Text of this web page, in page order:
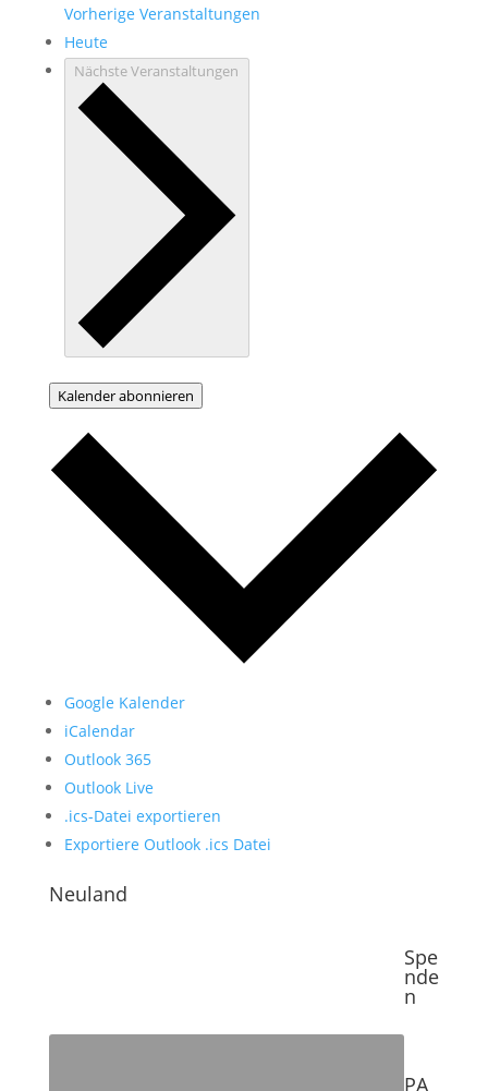
Vorherige Veranstaltungen
Heute
NächsteVeranstaltungen
Kalender abonnieren
Google Kalender
iCalendar
Outlook 365
Outlook Live
.ics-Datei exportieren
Exportiere Outlook .ics Datei
Neuland
Spe
nde
n
PA